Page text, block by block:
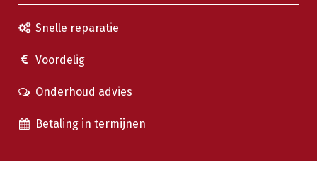
Snelle reparatie
Voordelig
Onderhoud advies
Betaling in termijnen